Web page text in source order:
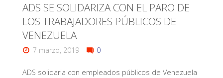
ADS SE SOLIDARIZA CON EL PARO DE
LOS TRABAJADORES PÚBLICOS DE
VENEZUELA
7 marzo, 2019 0
ADS solidaria con empleados públicos de Venezuela